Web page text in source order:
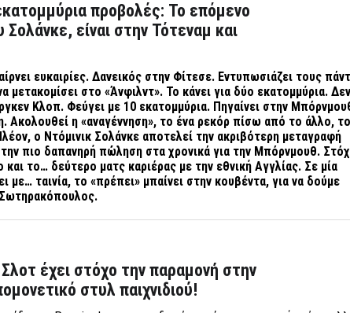
προβολές: Το επόμενο
είναι στην Τότεναμ και
ευκαιρίες. Δανεικός στην Φίτεσε. Εντυπωσιάζει τους
μετακομίσει στο «Άνφιλντ». Το κάνει για δύο εκατομμύρια. Δεν
Κλοπ. Φεύγει με 10 εκατομμύρια. Πηγαίνει στην
Ακολουθεί η «αναγέννηση», το ένα ρεκόρ πίσω από το άλλο, το
ο Ντόμινικ Σολάνκε αποτελεί την ακριβότερη μεταγραφή
την πιο δαπανηρή πώληση στα χρονικά για την Μπόρνμουθ.
και το… δεύτερο ματς καριέρας με την εθνική Αγγλίας. Σε μία
με… ταινία, το «πρέπει» μπαίνει στην κουβέντα, για να δούμε
έχει στόχο την παραμονή στην
στυλ παιχνιδιού!